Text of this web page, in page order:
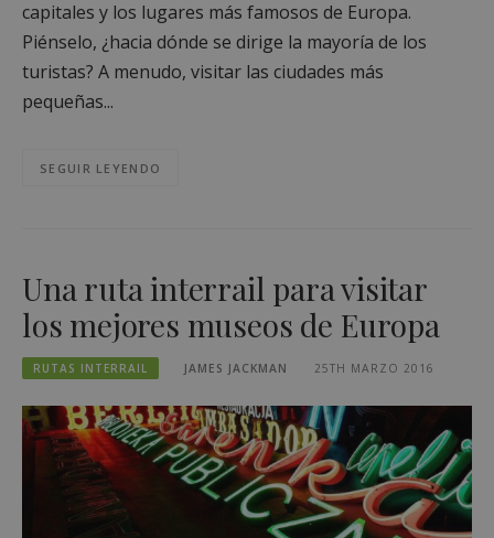
capitales y los lugares más famosos de Europa.
Piénselo, ¿hacia dónde se dirige la mayoría de los
turistas? A menudo, visitar las ciudades más
pequeñas...
SEGUIR LEYENDO
Una ruta interrail para visitar
los mejores museos de Europa
RUTAS INTERRAIL JAMES JACKMAN 25TH MARZO 2016